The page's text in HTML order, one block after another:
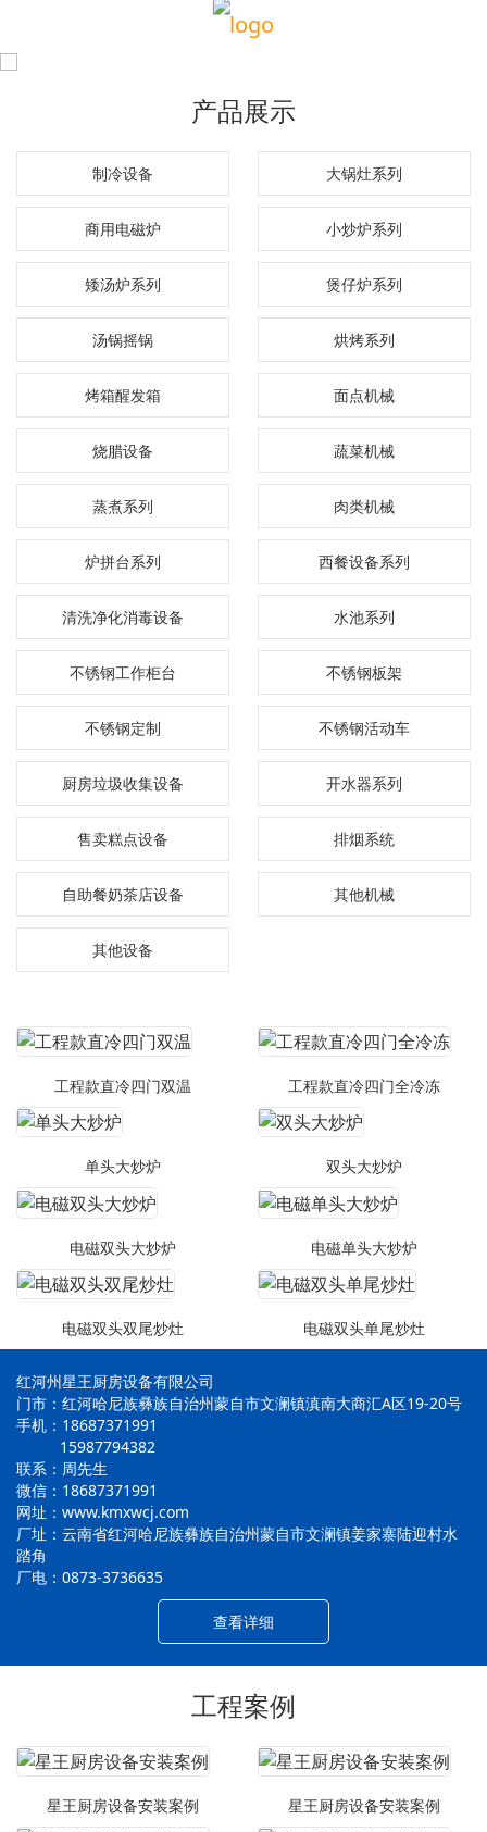
产品展示
制冷设备 大锅灶系列
商用电磁炉 小炒炉系列
矮汤炉系列 煲仔炉系列
汤锅摇锅 烘烤系列
烤箱醒发箱 面点机械
烧腊设备 蔬菜机械
蒸煮系列 肉类机械
炉拼台系列 西餐设备系列
清洗净化消毒设备 水池系列
不锈钢工作柜台 不锈钢板架
不锈钢定制 不锈钢活动车
厨房垃圾收集设备 开水器系列
售卖糕点设备 排烟系统
自助餐奶茶店设备 其他机械
其他设备
工程款直冷四门双温 工程款直冷四门全冷冻
单头大炒炉 双头大炒炉
电磁双头大炒炉 电磁单头大炒炉
电磁双头双尾炒灶 电磁双头单尾炒灶
红河州星王厨房设备有限公司
门市：红河哈尼族彝族自治州蒙自市文澜镇滇南大商汇A区19-20号
手机：18687371991
15987794382
联系：周先生
微信：18687371991
网址：www.kmxwcj.com
厂址：云南省红河哈尼族彝族自治州蒙自市文澜镇姜家寨陆迎村水
踏角
厂电：0873-3736635
查看详细
工程案例
星王厨房设备安装案例 星王厨房设备安装案例